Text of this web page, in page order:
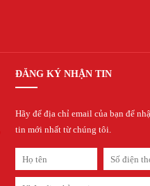
ĐĂNG KÝ NHẬN TIN
Hãy để địa chỉ email của bạn để
tin mới nhất từ chúng tôi.